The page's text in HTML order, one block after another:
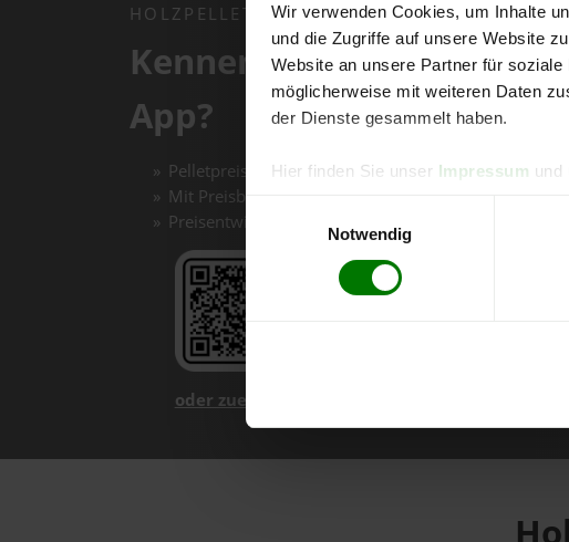
Wir verwenden Cookies, um Inhalte
und die Zugriffe auf unsere Website
Website an unsere Partner für
möglicherweise mit weiteren Daten
der Dienste gesammelt haben.
Hier finden Sie unser Impressum und
Notwendig
HOLZPELLETS.NET APP
Kennen Sie schon unsere
App?
Pelletpreise mit einem Klick vergleichen und direkt
Mit Preisbenachrichtigungen immer auf dem
Preisentwicklungen im Chart einfach nachverfolgen
oder zuerst mehr über unsere App erfahren